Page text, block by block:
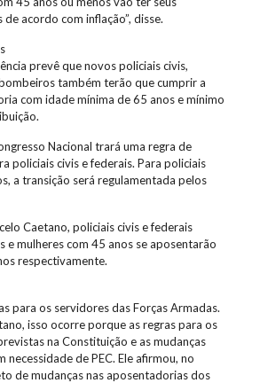
acordo com inflação”, disse.
prevê que novos policiais civis,
também terão que cumprir a
com idade mínima de 65 anos e mínimo
Nacional trará uma regra de
policiais civis e federais. Para policiais
a transição será regulamentada pelos
Caetano, policiais civis e federais
e mulheres com 45 anos se aposentarão
respectivamente.
para os servidores das Forças Armadas.
isso ocorre porque as regras para os
na Constituição e as mudanças
necessidade de PEC. Ele afirmou, no
de mudanças nas aposentadorias dos